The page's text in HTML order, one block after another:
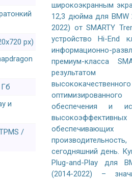
px)
и
/
широкоэкранным
12,3 дюйма для BMW
2022) от SMARTY
устройство Hi-End
информационно-
премиум-класса
обеспечения и
сегодняшний день.
Plug-and-Play для
(2014-2022) –